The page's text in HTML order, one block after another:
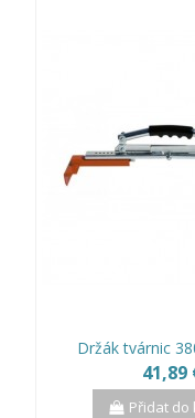
Držák tvárnic
41,89
Přidat do